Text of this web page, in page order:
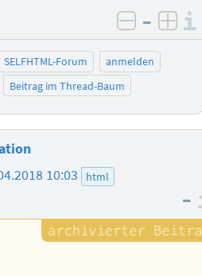
negativ
–
SELFHTML-Forum
anmelden
Beitrag im Thread-Baum
10:03 html
–